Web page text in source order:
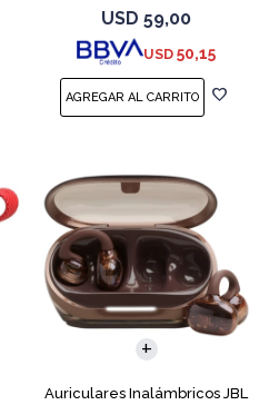
USD 59,00
USD 50,15
Auriculares Inalámbricos JBL